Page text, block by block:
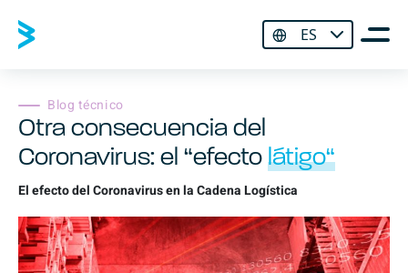
ES
Blog técnico
Otra consecuencia del
Coronavirus: el “efecto látigo“
El efecto del Coronavirus en la Cadena Logística